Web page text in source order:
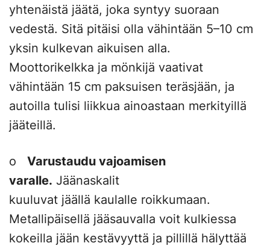
välilehteen.)
avautuu
uuteen
välilehteen.)
yhtenäistä jäätä, joka syntyy suoraan
vedestä. Sitä pitäisi olla vähintään 5–10 cm
yksin kulkevan aikuisen alla.
Moottorikelkka ja mönkijä vaativat
vähintään 15 cm paksuisen teräsjään, ja
autoilla tulisi liikkua ainoastaan merkityillä
jääteillä.
o Varustaudu vajoamisen
varalle. Jäänaskalit
kuuluvat jäällä kaulalle roikkumaan.
Metallipäisellä jääsauvalla voit kulkiessa
kokeilla jään kestävyyttä ja pillillä hälyttää